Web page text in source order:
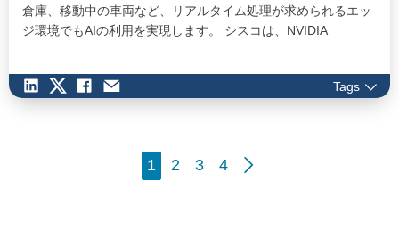
倉庫、移動中の車両など、リアルタイム処理が求められるエッ
ジ環境でもAIの利用を実現します。 シスコは、NVIDIA
アパートナーとして、NVIDIA…
Tags
1 2 3 4